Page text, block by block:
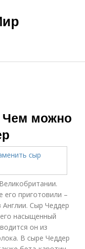
Чем можно
его приготовили –
Сыр Чеддер
насыщенный
он из
В сыре Чеддер